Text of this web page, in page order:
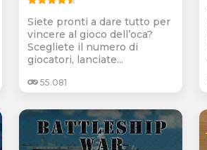
Siete pronti a dare tutto per
vincere al gioco dell’oca?
Scegliete il numero di
giocatori, lanciate...
55.081